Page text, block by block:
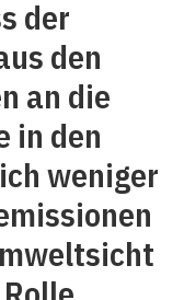
der
den
an die
in den
weniger